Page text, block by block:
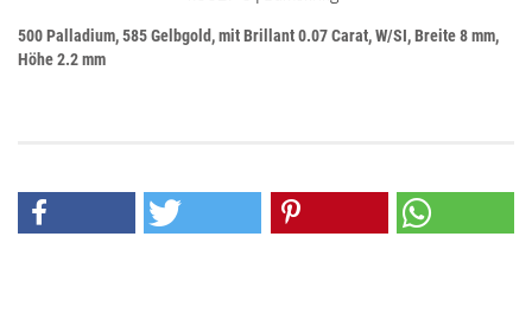
500 Palladium, 585 Gelbgold, mit Brillant 0.07 Carat, W/SI, Breite 8 mm,
Höhe 2.2 mm